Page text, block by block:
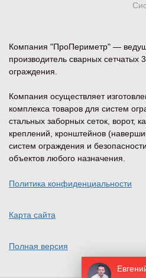
Компания "ПроПериметр" —
производитель сварных сетчатых
ограждения.
Компания осуществляет
комплекса товаров для систем
стальных заборных сеток, ворот,
креплений, кронштейнов
систем ограждения и
объектов любого назначения.
Политика конфиденциальности
Карта сайта
Полная версия